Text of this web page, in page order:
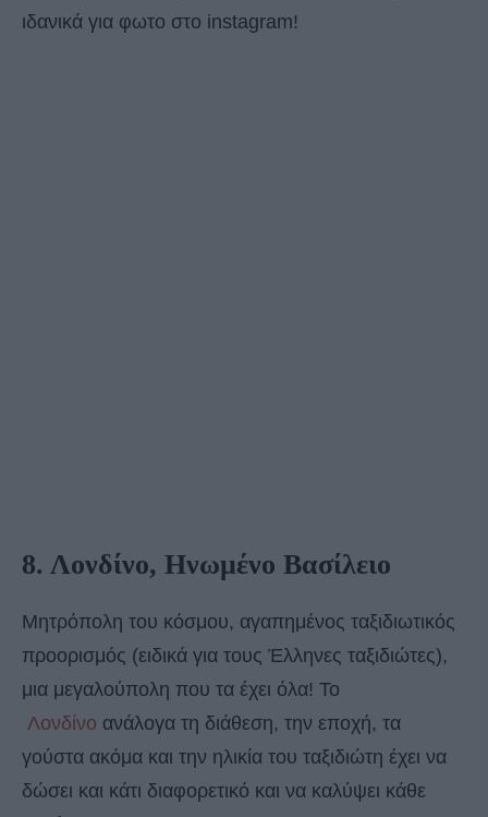
ιδανικά για φωτο στο instagram!
8. Λονδίνο, Ηνωμένο Βασίλειο
Μητρόπολη του κόσμου, αγαπημένος ταξιδιωτικός
προορισμός (ειδικά για τους Έλληνες ταξιδιώτες),
μια μεγαλούπολη που τα έχει όλα! Το
Λονδίνο ανάλογα τη διάθεση, την εποχή, τα
γούστα ακόμα και την ηλικία του ταξιδιώτη έχει να
δώσει και κάτι διαφορετικό και να καλύψει κάθε